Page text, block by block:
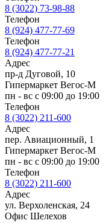
8 (3022) 73-98-88
Телефон
8 (924) 477-77-69
Телефон
8 (924) 477-77-21
Адрес
пр-д Дуговой, 10
Гипермаркет Вегос-М
пн - вс с 09:00 до 19:00
Телефон
8 (3022) 211-600
Адрес
пер. Авиационный, 1
Гипермаркет Вегос-М
пн - вс с 09:00 до 19:00
Телефон
8 (3022) 211-600
Адрес
ул. Верхоленская, 24
Офис Шелехов